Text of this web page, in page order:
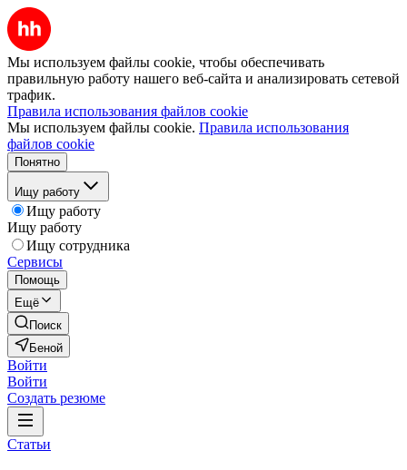
Мы используем файлы cookie, чтобы обеспечивать
правильную работу нашего веб-сайта и анализировать сетевой
трафик.
Правила использования файлов cookie
Мы используем файлы cookie. Правила использования
файлов cookie
Понятно
Ищу работу
Ищу работу
Ищу работу
Ищу сотрудника
Сервисы
Помощь
Ещё
Поиск
Беной
Войти
Войти
Создать резюме
Статьи